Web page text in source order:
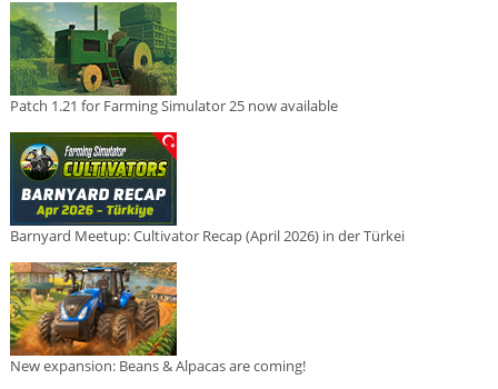
Patch 1.21 for Farming Simulator 25 now available
Barnyard Meetup: Cultivator Recap (April 2026) in der Türkei
New expansion: Beans & Alpacas are coming!